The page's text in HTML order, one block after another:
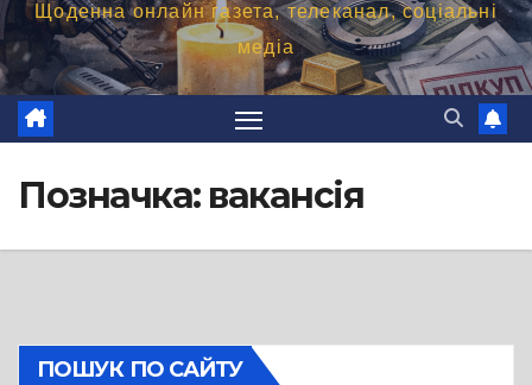
Щоденна онлайн газета, телеканал, соціальні
медіа
Позначка: вакансія
ПОШУК ПО САЙТУ